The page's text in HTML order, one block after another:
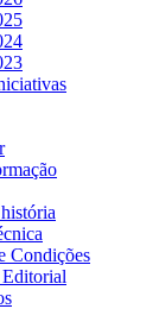
Condições